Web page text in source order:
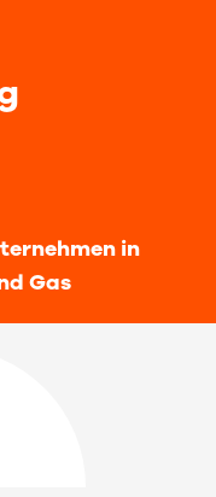
in
Gas